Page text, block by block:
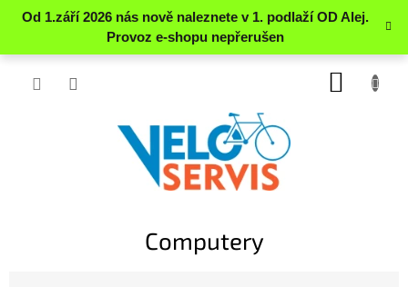
Přejít
Computery